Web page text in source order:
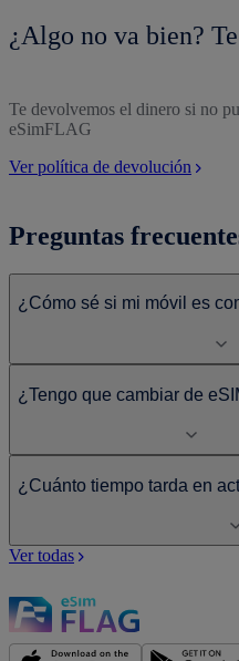
¿Algo no va bien?
Te devolvemos el dinero si no
eSimFLAG
Ver política de devolución
Preguntas
¿Cómo sé si mi móvil es
¿Tengo que cambiar de
¿Cuánto tiempo tarda en
Ver todas